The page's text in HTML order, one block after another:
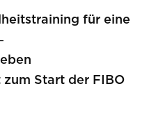
für eine
Start der FIBO